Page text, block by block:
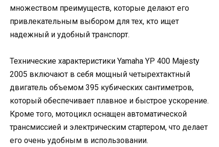
множеством преимуществ, которые делают его
привлекательным выбором для тех, кто ищет
надежный и удобный транспорт.
Технические характеристики Yamaha YP 400 Majesty
2005 включают в себя мощный четырехтактный
двигатель объемом 395 кубических сантиметров,
который обеспечивает плавное и быстрое ускорение.
Кроме того, мотоцикл оснащен автоматической
трансмиссией и электрическим стартером, что делает
его очень удобным в использовании.